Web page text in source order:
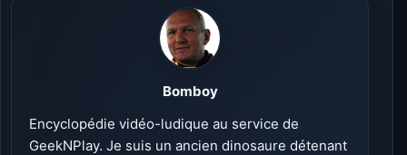
Bomboy
Encyclopédie vidéo-ludique au service de
GeekNPlay. Je suis un ancien dinosaure détenant